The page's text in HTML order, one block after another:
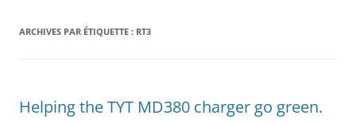
ARCHIVES PAR ÉTIQUETTE : RT3
Helping the TYT MD380 charger go green.